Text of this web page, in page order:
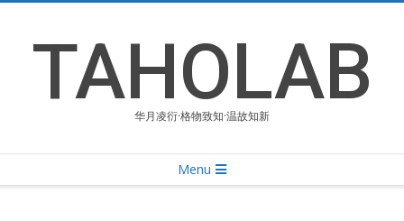
contentTAHOLAB
华月凌衍·格物致知·温故知新
Navigation
Menu